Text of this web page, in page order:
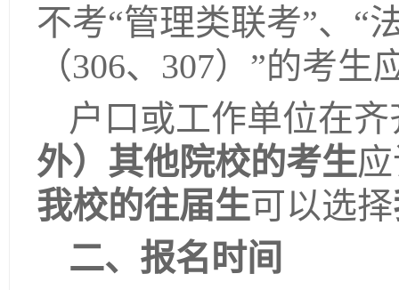
不考“管理类联考”、“
（306、307）”的考生
户口或工作单位在
外）其他院校的考生
我校的往届生可以选择
二、报名时间